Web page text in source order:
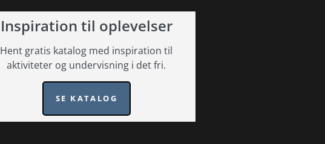
Inspiration til oplevelser
Hent gratis katalog med inspiration til
aktiviteter og undervisning i det fri.
SE KATALOG